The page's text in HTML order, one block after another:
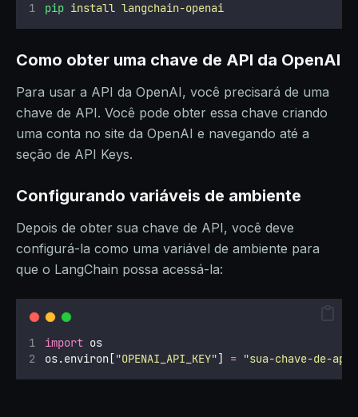
pip install langchain-openai
Como obter uma chave de API da OpenAI
Para usar a API da OpenAI, você precisará de uma
chave de API. Você pode obter essa chave criando
uma conta no site da OpenAI e navegando até a
seção de API Keys.
Configurando variáveis de ambiente
Depois de obter sua chave de API, você deve
configurá-la como uma variável de ambiente para
que o LangChain possa acessá-la:
import os
os.environ["OPENAI_API_KEY"] = "sua-chave-de-api